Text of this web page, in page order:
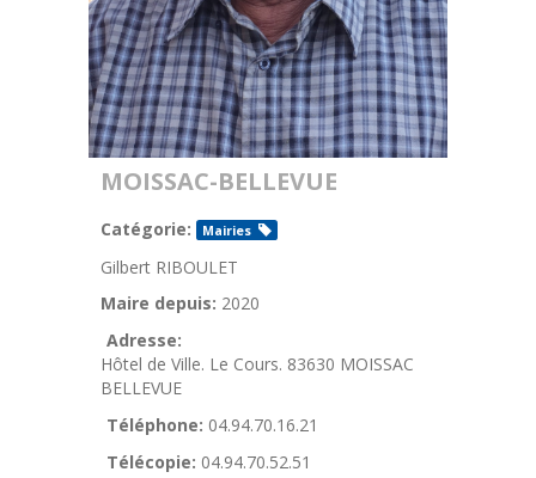
MOISSAC-BELLEVUE
Catégorie: Mairies
Gilbert RIBOULET
Maire depuis: 2020
Adresse:
Hôtel de Ville. Le Cours. 83630 MOISSAC
BELLEVUE
Téléphone: 04.94.70.16.21
Télécopie: 04.94.70.52.51